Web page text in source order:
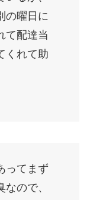
の曜日に
て配達当
くれて助
ってまず
ので、